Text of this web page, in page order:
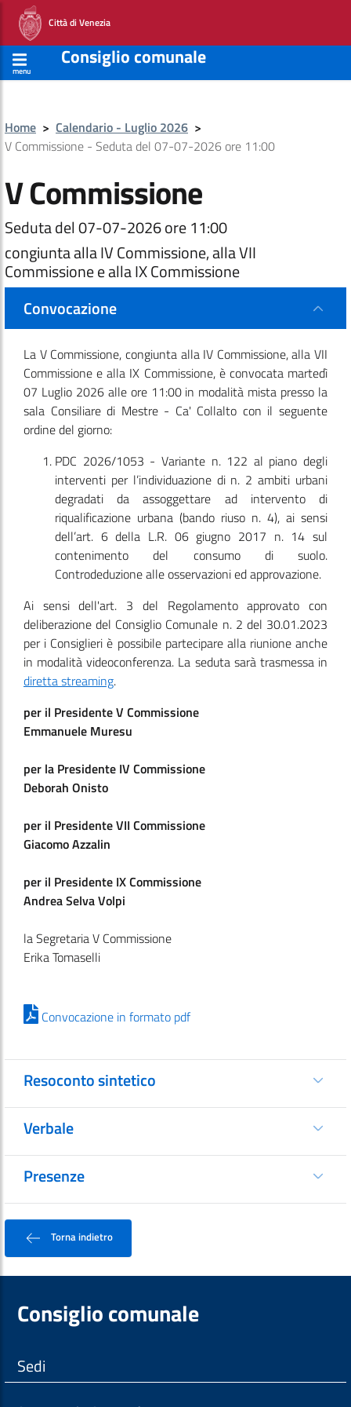
Città di Venezia
menu
Consiglio comunale
Home > Calendario - Luglio 2026 >
V Commissione - Seduta del 07-07-2026 ore 11:00
V Commissione
Seduta del 07-07-2026 ore 11:00
congiunta alla IV Commissione, alla VII
Commissione e alla IX Commissione
Convocazione
La V Commissione, congiunta alla IV Commissione, alla VII
Commissione e alla IX Commissione,è convocata martedì
07 Luglio 2026 alle ore 11:00 in modalità mista presso la
sala Consiliare di Mestre - Ca' Collalto con il seguente
ordine del giorno:
PDC 2026/1053 - Variante n. 122 al piano degli
interventi per l’individuazione di n. 2 ambiti urbani
degradati da assoggettare ad intervento di
riqualificazione urbana (bando riuso n. 4), ai sensi
dell’art. 6 della L.R. 06 giugno 2017 n. 14 sul
contenimento del consumo di suolo.
Controdeduzione alle osservazioni ed approvazione.
Ai sensi dell'art. 3 del Regolamento approvato con
deliberazione del Consiglio Comunale n. 2 del 30.01.2023
per i Consiglieri è possibile partecipare alla riunione anche
in modalità videoconferenza. La seduta sarà trasmessa in
diretta streaming.
per il Presidente V Commissione
Emmanuele Muresu
per la Presidente IV Commissione
Deborah Onisto
per il Presidente VII Commissione
Giacomo Azzalin
per il Presidente IX Commissione
Andrea Selva Volpi
la Segretaria V Commissione
Erika Tomaselli
Convocazione in formato pdf
Resoconto sintetico
Verbale
Presenze
Torna indietro
Consiglio comunale
Sedi